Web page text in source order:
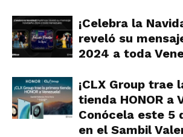
¡Celebra la
reveló su
2024 a toda
¡CLX Group trae
tienda HONOR a
Conócela este 5
en el Sambil